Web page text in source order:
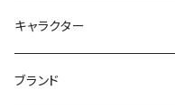
九谷焼
マグ＆カップ
キャラクター
ムーミン
ブランド